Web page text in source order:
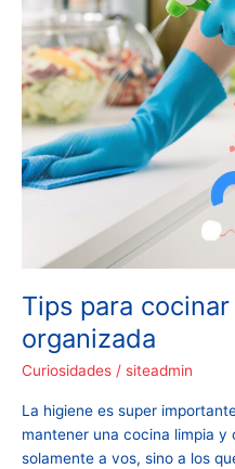
Tips para
organizada
Curiosidades / siteadmin
La higiene es super
mantener una cocina limpia
solamente a vos, sino a los